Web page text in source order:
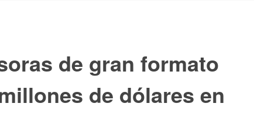
de gran formato
de dólares en